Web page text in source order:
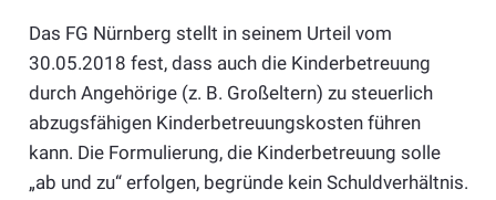
Das FG Nürnberg stellt in seinem Urteil vom
30.05.2018 fest, dass auch die Kinderbetreuung
durch Angehörige (z. B. Großeltern) zu steuerlich
abzugsfähigen Kinderbetreuungskosten führen
kann. Die Formulierung, die Kinderbetreuung solle
„ab und zu“ erfolgen, begründe kein Schuldverhältnis.